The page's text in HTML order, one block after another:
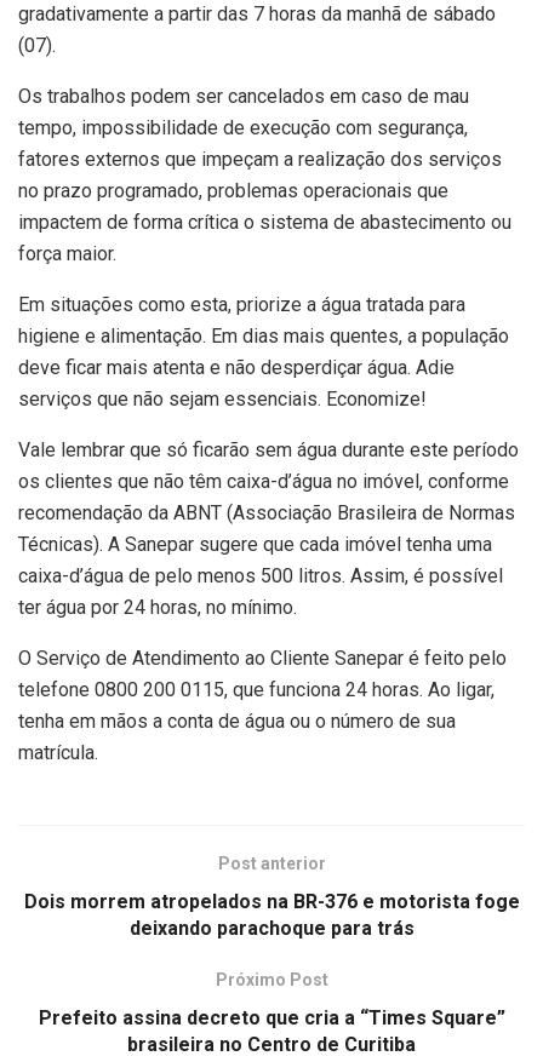
gradativamente a partir das 7 horas da manhã de sábado
(07).
Os trabalhos podem ser cancelados em caso de mau
tempo, impossibilidade de execução com segurança,
fatores externos que impeçam a realização dos serviços
no prazo programado, problemas operacionais que
impactem de forma crítica o sistema de abastecimento ou
força maior.
Em situações como esta, priorize a água tratada para
higiene e alimentação. Em dias mais quentes, a população
deve ficar mais atenta e não desperdiçar água. Adie
serviços que não sejam essenciais. Economize!
Vale lembrar que só ficarão sem água durante este período
os clientes que não têm caixa-d’água no imóvel, conforme
recomendação da ABNT (Associação Brasileira de Normas
Técnicas). A Sanepar sugere que cada imóvel tenha uma
caixa-d’água de pelo menos 500 litros. Assim, é possível
ter água por 24 horas, no mínimo.
O Serviço de Atendimento ao Cliente Sanepar é feito pelo
telefone 0800 200 0115, que funciona 24 horas. Ao ligar,
tenha em mãos a conta de água ou o número de sua
matrícula.
Post anterior
Dois morrem atropelados na BR-376 e motorista foge
deixando parachoque para trás
Próximo Post
Prefeito assina decreto que cria a “Times Square”
brasileira no Centro de Curitiba